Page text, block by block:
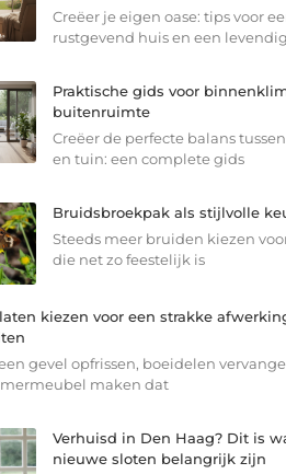
Creëer je eigen oase: tips voor
rustgevend huis en een
Praktische gids voor
buitenruimte
Creëer de perfecte balans
en tuin: een complete gids
Bruidsbroekpak als stijlvolle
Steeds meer bruiden kiezen
die net zo feestelijk is
kiezen voor een strakke
gevel opfrissen, boeidelen
maken dat
Verhuisd in Den Haag? Dit is
nieuwe sloten belangrijk zijn